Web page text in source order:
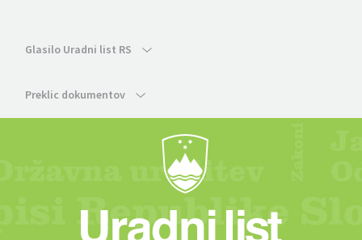
Glasilo Uradni list RS
Preklic dokumentov